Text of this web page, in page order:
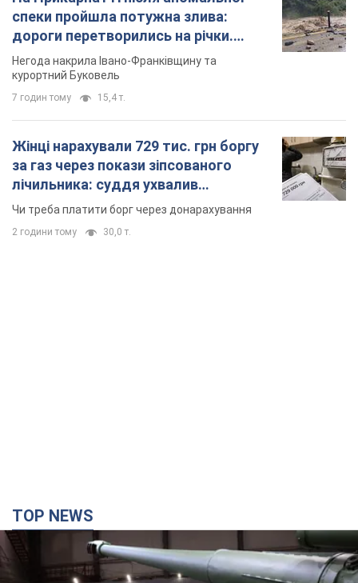
спеки пройшла потужна злива:
дороги перетворились на річки.
Відео
Негода накрила Івано-Франківщину та
курортний Буковель
7 годин тому 15,4 т.
Жінці нарахували 729 тис. грн боргу
за газ через покази зіпсованого
лічильника: суддя ухвалив
неочікуване рішення
Чи треба платити борг через донарахування
2 години тому 30,0 т.
TOP NEWS